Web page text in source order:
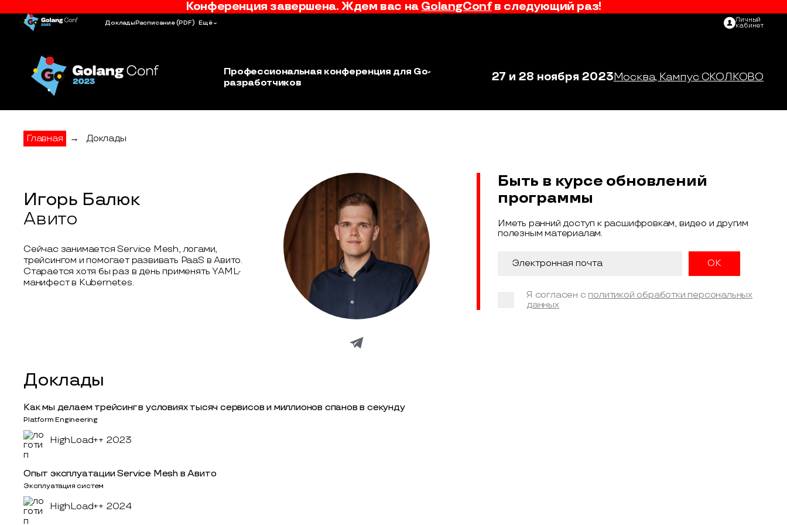
Конференция завершена. Ждем вас на GolangConfв следующий раз!
Доклады Расписание(PDF) Ещё Личный
кабинет
Профессиональная конференция для Go-
разработчиков
27 и 28 ноября 2023Москва, Кампус СКОЛКОВО
Главная → Доклады
Игорь Балюк
Авито
Сейчас занимается Service Mesh, логами,
трейсингом и помогает развивать PaaS в Авито.
Старается хотя бы раз в день применять YAML-
манифест в Kubernetes.
Доклады
Как мы делаем трейсинг в условиях тысяч сервисов и миллионов спанов в секунду
Platform Engineering
HighLoad++ 2023
Опыт эксплуатации Service Mesh в Авито
Эксплуатация систем
HighLoad++ 2024
Быть в курсе обновлений
программы
Иметь ранний доступ к расшифровкам, видео и другим
полезным материалам.
Я согласен с политикой обработки персональных
данных